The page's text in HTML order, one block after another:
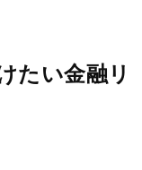
たい金融リ